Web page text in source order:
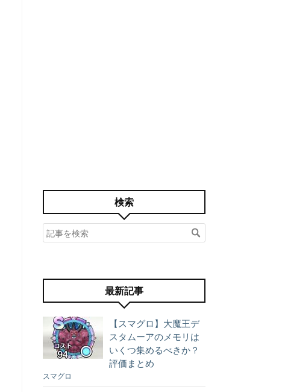
検索
最新記事
【スマグロ】大魔王デ
スタムーアのメモリは
いくつ集めるべきか？
評価まとめ
スマグロ